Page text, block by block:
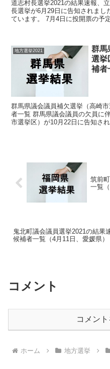
道志村長選挙2021の結果速報、
長選挙が6月29日に告知されまし
ています。 7月4日に投開票の予
地方選挙2021
群馬
選挙
補者
群馬県議会議員補欠選挙（高崎
者一覧 群馬県議会議員の欠員に
市選挙区）が10月22日に告知さ
筑前
一覧
鬼北町議会議員選挙2021の結果
候補者一覧（4月11日、愛媛県
コメント
コメン
ホーム 地方選挙